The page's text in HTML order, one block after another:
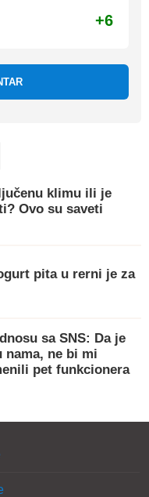
+6
klimu ili je
Ovo su saveti
pita u rerni je za
sa SNS: Da je
nama, ne bi mi
pet funkcionera